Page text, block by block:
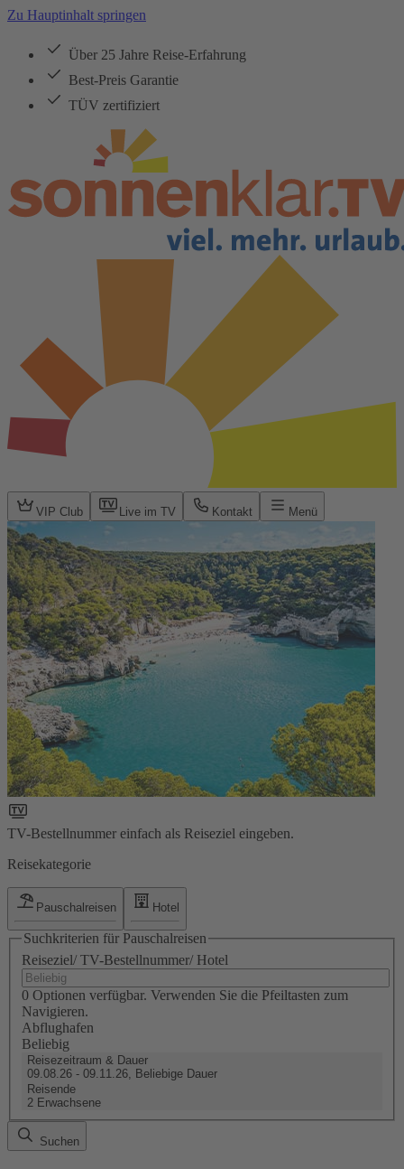
Zu Hauptinhalt springen
Über 25 Jahre Reise-Erfahrung
Best-Preis Garantie
TÜV zertifiziert
VIP Club Live im TV Kontakt Menü
TV-Bestellnummer einfach als Reiseziel eingeben.
Reisekategorie
Pauschalreisen Hotel
Suchkriterien für Pauschalreisen
Reiseziel/ TV-Bestellnummer/ Hotel
0 Optionen verfügbar. Verwenden Sie die Pfeiltasten zum
Navigieren.
Abflughafen
Beliebig
Reisezeitraum & Dauer
09.08.26 - 09.11.26, Beliebige Dauer
Reisende
2 Erwachsene
Suchen